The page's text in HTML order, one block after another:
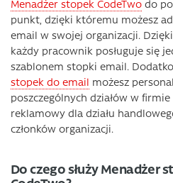
Menadżer stopek CodeTwo do
punkt, dzięki któremu możesz
email w swojej organizacji.
każdy pracownik posługuje się
szablonem stopki email.
stopek do email możesz
poszczególnych działów w
reklamowy dla działu
członków organizacji.
Do czego służy Menadżer